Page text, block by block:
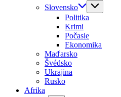
Slovensko
Politika
Krimi
Počasie
Ekonomika
Maďarsko
Švédsko
Ukrajina
Rusko
Afrika